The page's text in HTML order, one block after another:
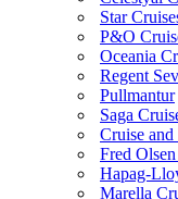
Star
P&O
Oceania
Regent
Pullmantur
Saga
Cruise
Fred
Hapag-
Marella